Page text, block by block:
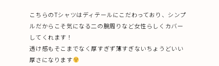
こちらのTシャツはディテールにこだわっており、シンプ
ルだからこそ気になる二の腕周りなど女性らしくカバー
してくれます！
透け感もそこまでなく厚すぎず薄すぎないちょうどいい
厚さになります